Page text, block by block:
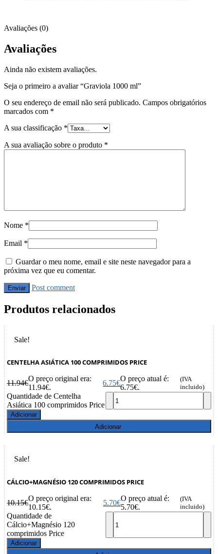
Avaliações (0)
Avaliações
Ainda não existem avaliações.
Seja o primeiro a avaliar “Graviola 1000 ml”
O seu endereço de email não será publicado. Campos obrigatórios
marcados com *
A sua classificação *
A sua avaliação sobre o produto *
Nome *
Email *
Guardar o meu nome, email e site neste navegador para a
próxima vez que eu comentar.
Post comment
Produtos relacionados
Sale!
CENTELHA ASIÁTICA 100 COMPRIMIDOS PRICE
11.94€
O preço original era:
11.94€.
6.75€
O preço atual é:
6.75€.
(IVA
incluido)
Quantidade de Centelha
Asiática 100 comprimidos Price
Adicionar
Adicionar
Sale!
CÁLCIO+MAGNÉSIO 120 COMPRIMIDOS PRICE
10.15€
O preço original era:
10.15€.
5.70€
O preço atual é:
5.70€.
(IVA
incluido)
Quantidade de
Cálcio+Magnésio 120
comprimidos Price
Adicionar